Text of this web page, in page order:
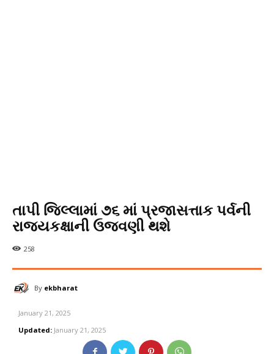
તાપી જિલ્લામાં ૭૬ માં પ્રજાસત્તાક પર્વની
રાજ્યકક્ષાની ઉજવણી થશે
258
By ekbharat
January 21, 2025
Updated: January 21, 2025